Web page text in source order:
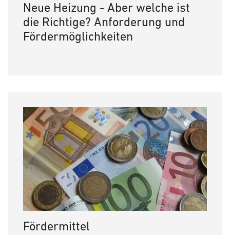
Neue Heizung - Aber welche ist
die Richtige? Anforderung und
Fördermöglichkeiten
Fördermittel